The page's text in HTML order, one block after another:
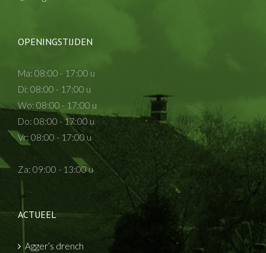
OPENINGSTIJDEN
Ma: 08:00 - 17:00 u
Di: 08:00 - 17:00 u
Wo: 08:00 - 17:00 u
Do: 08:00 - 17:00 u
Vr: 08:00 - 17:00 u
Za: 09:00 - 13:00 u
ACTUEEL
Agger’s drench